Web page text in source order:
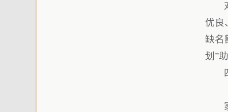
优良
缺名
划”